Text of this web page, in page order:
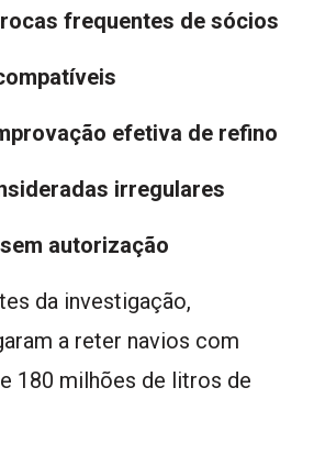
frequentes de sócios
efetiva de refino
irregulares
autorização
da investigação,
a reter navios com
180 milhões de litros de